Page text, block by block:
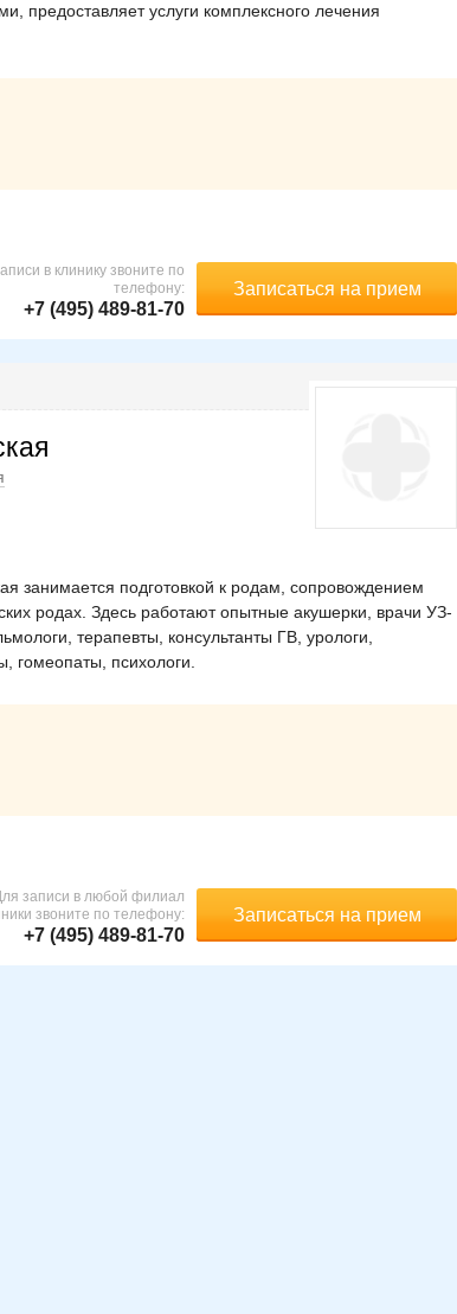
предоставляет услуги комплексного лечения
Записаться на прием
в клинику звоните по
телефону:
+7 (495) 489-81-70
занимается подготовкой к родам, сопровождением
родах. Здесь работают опытные акушерки, врачи УЗ-
терапевты, консультанты ГВ, урологи,
гомеопаты, психологи.
Записаться на прием
записи в любой филиал
звоните по телефону:
+7 (495) 489-81-70